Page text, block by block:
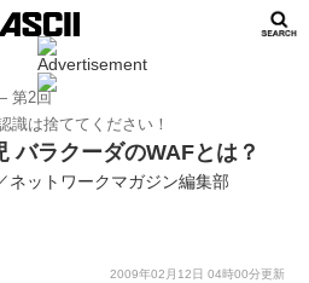
第2回
識は捨ててください！
バラクーダのWAFとは？
ネットワークマガジン編集部
2009年02月12日 04時00分更新